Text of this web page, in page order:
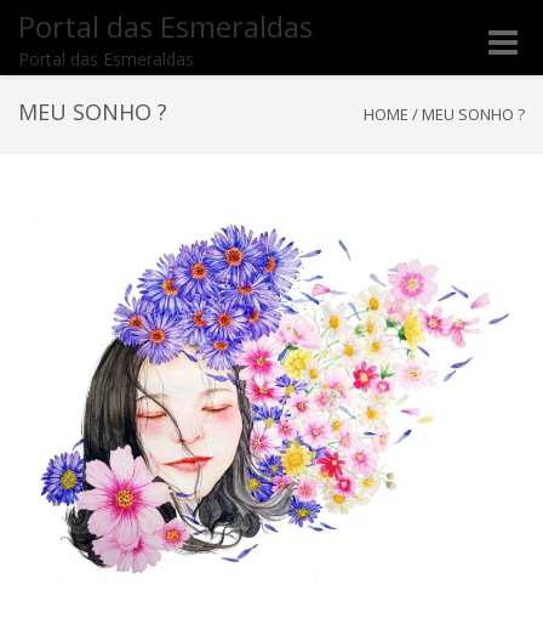
Portal das Esmeraldas
Portal das Esmeraldas
Toggle
MEU SONHO ? HOME / MEU SONHO ?